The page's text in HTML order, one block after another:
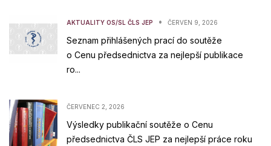
AKTUALITY OS/SL ČLS JEP • ČERVEN 9, 2026
Seznam přihlášených prací do soutěže
o Cenu předsednictva za nejlepší publikace
ro...
ČERVENEC 2, 2026
Výsledky publikační soutěže o Cenu
předsednictva ČLS JEP za nejlepší práce roku